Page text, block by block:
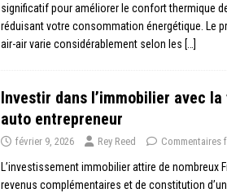
significatif pour améliorer le confort thermique
réduisant votre consommation énergétique. Le
air-air varie considérablement selon les […]
Investir dans l’immobilier avec
auto entrepreneur
février 9, 2026 Rey Reed Commentaires
L’investissement immobilier attire de nombreux
revenus complémentaires et de constitution